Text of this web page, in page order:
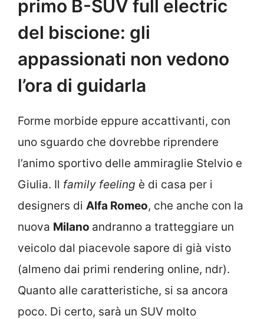
primo B-SUV full electric
del biscione: gli
appassionati non vedono
l’ora di guidarla
Forme morbide eppure accattivanti, con
uno sguardo che dovrebbe riprendere
l’animo sportivo delle ammiraglie Stelvio e
Giulia. Il family feeling è di casa per i
designers di Alfa Romeo, che anche con la
nuova Milano andranno a tratteggiare un
veicolo dal piacevole sapore di già visto
(almeno dai primi rendering online, ndr).
Quanto alle caratteristiche, si sa ancora
poco. Di certo, sarà un SUV molto